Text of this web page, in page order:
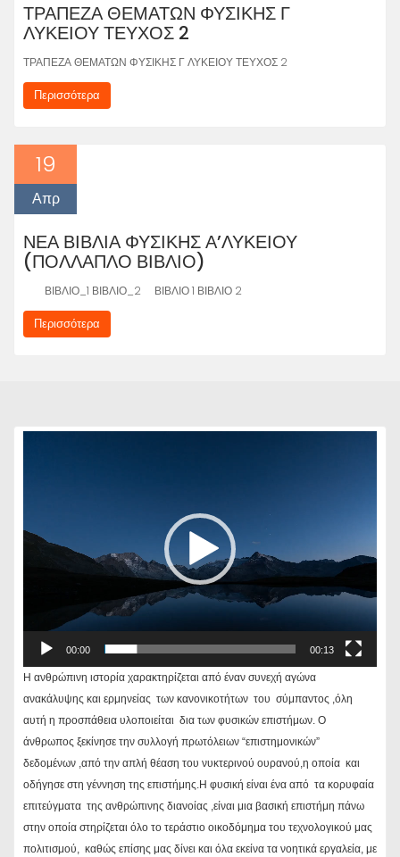
ΤΡΑΠΕΖΑ ΘΕΜΑΤΩΝ ΦΥΣΙΚΗΣ Γ
ΛΥΚΕΙΟΥ ΤΕΥΧΟΣ 2
ΤΡΑΠΕΖΑ ΘΕΜΑΤΩΝ ΦΥΣΙΚΗΣ Γ ΛΥΚΕΙΟΥ ΤΕΥΧΟΣ 2
Περισσότερα
19
Απρ
ΝΕΑ ΒΙΒΛΙΑ ΦΥΣΙΚΗΣ Α’ΛΥΚΕΙΟΥ
(ΠΟΛΛΑΠΛΟ ΒΙΒΛΙΟ)
ΒΙΒΛΙΟ_1 ΒΙΒΛΙΟ_2 ΒΙΒΛΙΟ 1 ΒΙΒΛΙΟ 2
Περισσότερα
00:00 00:13
Η ανθρώπινη ιστορία χαρακτηρίζεται από έναν συνεχή αγώνα
ανακάλυψης και ερμηνείας των κανονικοτήτων του σύμπαντος ,όλη
αυτή η προσπάθεια υλοποιείται δια των φυσικών επιστήμων. Ο
άνθρωπος ξεκίνησε την συλλογή πρωτόλειων “επιστημονικών”
δεδομένων ,από την απλή θέαση του νυκτερινού ουρανού,η οποία και
οδήγησε στη γέννηση της επιστήμης.Η φυσική είναι ένα από τα κορυφαία
επιτεύγματα της ανθρώπινης διανοίας ,είναι μια βασική επιστήμη πάνω
στην οποία στηρίζεται όλο το τεράστιο οικοδόμημα του τεχνολογικού μας
πολιτισμού, καθώς επίσης μας δίνει και όλα εκείνα τα νοητικά εργαλεία, με